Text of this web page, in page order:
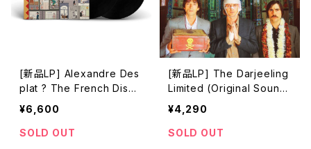
[新品LP] Alexandre Des
plat ? The French Dispa
tch (Original Soundtrac
k) フレンチ・ディスパッチ
ザ・リバティ、カンザス・イヴ
¥6,600
SOLD OUT
[新品LP] The Darjeeling
Limited (Original Soundt
rack) / ダージリン急行
¥4,290
SOLD OUT